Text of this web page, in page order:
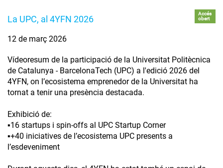
La UPC, al 4YFN 2026
Accés
obert
12 de març 2026
Vídeoresum de la participació de la Universitat Politècnica
de Catalunya - BarcelonaTech (UPC) a l'edició 2026 del
4YFN, on l’ecosistema emprenedor de la Universitat ha
tornat a tenir una presència destacada.
Exhibició de:
▪️16 startups i spin-offs al UPC Startup Corner
▪️+40 iniciatives de l’ecosistema UPC presents a
l’esdeveniment